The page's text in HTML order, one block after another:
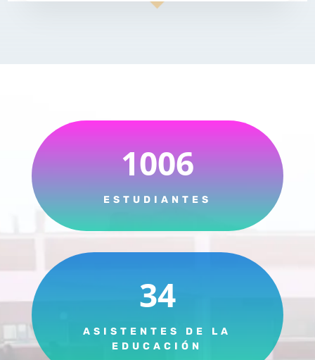
1006
ESTUDIANTES
34
ASISTENTES DE LA
EDUCACIÓN